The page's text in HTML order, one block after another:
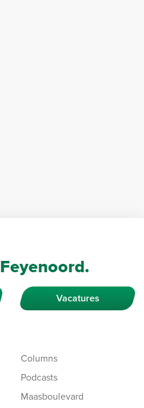
Feyenoord.
Vacatures
Columns
Podcasts
Maasboulevard